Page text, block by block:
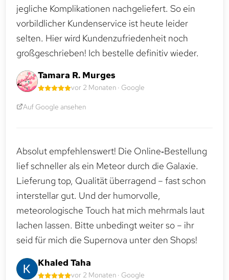
jegliche Komplikationen nachgeliefert. So ein
vorbildlicher Kundenservice ist heute leider
selten. Hier wird Kundenzufriedenheit noch
großgeschrieben! Ich bestelle definitiv wieder.
Tamara R. Murges
vor 2 Monaten · Google
Auf Google ansehen
Absolut empfehlenswert! Die Online‑Bestellung
lief schneller als ein Meteor durch die Galaxie.
Lieferung top, Qualität überragend – fast schon
interstellar gut. Und der humorvolle,
meteorologische Touch hat mich mehrmals laut
lachen lassen. Bitte unbedingt weiter so – ihr
seid für mich die Supernova unter den Shops!
Khaled Taha
vor 2 Monaten · Google